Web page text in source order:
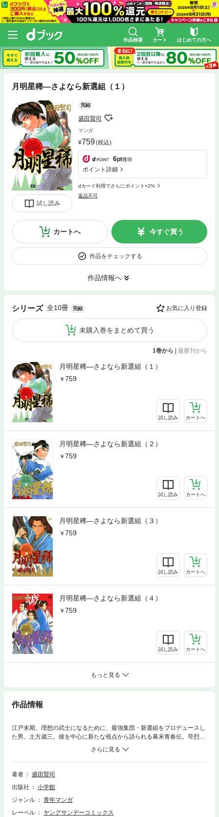
作品検索 カート はじめての方へ
月明星稀―さよなら新選組（１）
試し読み
完結
盛田賢司
マンガ
759(税込)
6pt獲得
ポイント詳細
dカード利用でさらにポイント+2%
返品不可
カートへ 今すぐ買う
作品をチェックする
作品情報へ
シリーズ 全10冊 完結 お気に入り登録
未購入巻をまとめて買う
1巻から | 最新刊から
月明星稀―さよなら新選組（１）
759
試し読み カートへ
月明星稀―さよなら新選組（２）
759
試し読み カートへ
月明星稀―さよなら新選組（３）
759
試し読み カートへ
月明星稀―さよなら新選組（４）
759
試し読み カートへ
もっと見る
作品情報
江戸末期。理想の武士になるために、最強集団・新選組をプロデュースし
た男、土方歳三。彼を中心に新たな視点から語られる幕末青春伝。苛烈な
男達の生き様を描く意欲作！！
著者
盛田賢司
出版社
小学館
ジャンル
青年マンガ
レーベル
ヤングサンデーコミックス